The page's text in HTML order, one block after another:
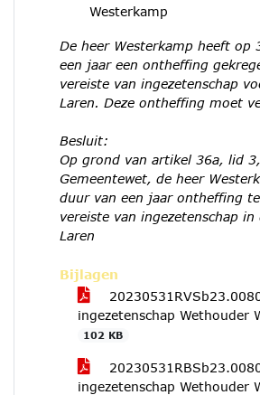
Westerkamp
De heer Westerkamp heeft op
een jaar een ontheffing
vereiste van ingezetenschap
Laren. Deze ontheffing moet
Besluit:
Op grond van artikel 36a, lid
Gemeentewet, de heer
duur van een jaar ontheffing
vereiste van ingezetenschap in
Laren
Bijlagen
ingezetenschap Wethouder
102 KB
ingezetenschap Wethouder